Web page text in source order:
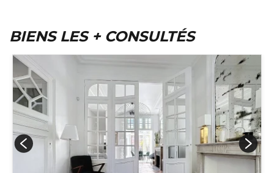
BIENS LES + CONSULTÉS